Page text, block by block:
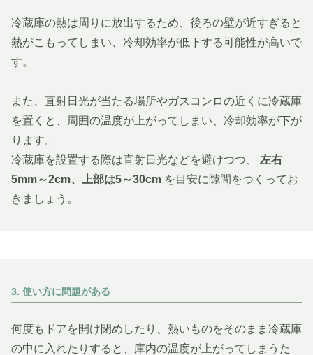
冷蔵庫の熱は周りに放出するため、後ろの壁が近すぎると
熱がこもってしまい、冷却効率が低下する可能性が高いで
す。
また、直射日光が当たる場所やガスコンロの近くに冷蔵庫
を置くと、周囲の温度が上がってしまい、冷却効率が下が
ります。
冷蔵庫を設置する際は直射日光などを避けつつ、 左右
5mm～2cm、上部は5～30cm を目安に隙間をつくってお
きましょう。
3. 使い方に問題がある
何度もドアを開け閉めしたり、熱いものをそのまま冷蔵庫
の中に入れたりすると、庫内の温度が上がってしまうた